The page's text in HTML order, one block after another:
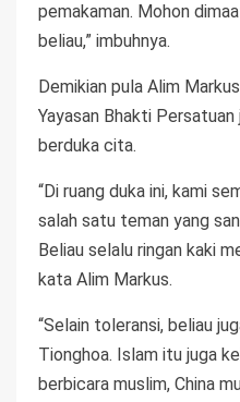
pemakaman. Mohon
beliau,” imbuhnya.
Demikian pula Alim
Yayasan Bhakti
berduka cita.
“Di ruang duka ini, kami
salah satu teman yang
Beliau selalu ringan kaki
kata Alim Markus.
“Selain toleransi, beliau
Tionghoa. Islam itu juga
berbicara muslim, China